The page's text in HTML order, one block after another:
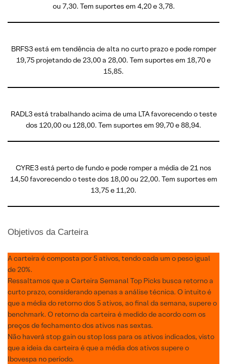
ou 7,30. Tem suportes em 4,20 e 3,78.
BRFS3 está em tendência de alta no curto prazo e pode romper
19,75 projetando de 23,00 a 28,00. Tem suportes em 18,70 e
15,85.
RADL3 está trabalhando acima de uma LTA favorecendo o teste
dos 120,00 ou 128,00. Tem suportes em 99,70 e 88,94.
CYRE3 está perto de fundo e pode romper a média de 21 nos
14,50 favorecendo o teste dos 18,00 ou 22,00. Tem suportes em
13,75 e 11,20.
Objetivos da Carteira
A carteira é composta por 5 ativos, tendo cada um o peso igual
de 20%.
Ressaltamos que a Carteira Semanal Top Picks busca retorno a
curto prazo, considerando apenas a análise técnica. O intuito é
que a média do retorno dos 5 ativos, ao final da semana, supere o
benchmark. O retorno da carteira é medido de acordo com os
preços de fechamento dos ativos nas sextas.
Não haverá stop gain ou stop loss para os ativos indicados, visto
que a ideia da carteira é que a média dos ativos supere o
Ibovespa no período.